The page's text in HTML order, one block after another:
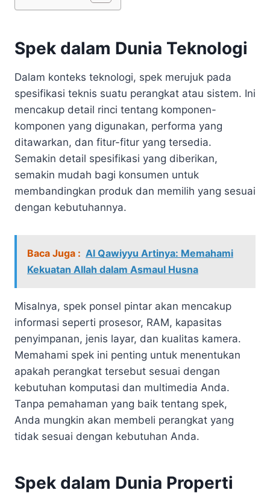
Spek dalam Dunia Teknologi
Dalam konteks teknologi, spek merujuk pada
spesifikasi teknis suatu perangkat atau sistem. Ini
mencakup detail rinci tentang komponen-
komponen yang digunakan, performa yang
ditawarkan, dan fitur-fitur yang tersedia.
Semakin detail spesifikasi yang diberikan,
semakin mudah bagi konsumen untuk
membandingkan produk dan memilih yang sesuai
dengan kebutuhannya.
Baca Juga : Al Qawiyyu Artinya: Memahami
Kekuatan Allah dalam Asmaul Husna
Misalnya, spek ponsel pintar akan mencakup
informasi seperti prosesor, RAM, kapasitas
penyimpanan, jenis layar, dan kualitas kamera.
Memahami spek ini penting untuk menentukan
apakah perangkat tersebut sesuai dengan
kebutuhan komputasi dan multimedia Anda.
Tanpa pemahaman yang baik tentang spek,
Anda mungkin akan membeli perangkat yang
tidak sesuai dengan kebutuhan Anda.
Spek dalam Dunia Properti